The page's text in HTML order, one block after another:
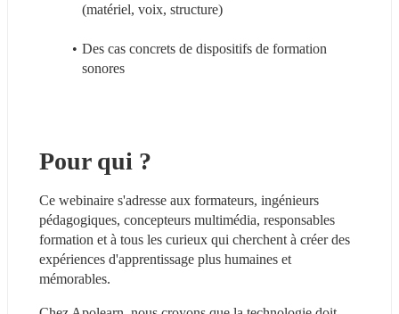
(matériel, voix, structure)
Des cas concrets de dispositifs de formation
sonores
Pour qui ?
Ce webinaire s'adresse aux formateurs, ingénieurs
pédagogiques, concepteurs multimédia, responsables
formation et à tous les curieux qui cherchent à créer des
expériences d'apprentissage plus humaines et
mémorables.